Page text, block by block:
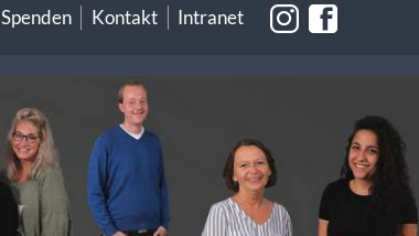
Spenden Kontakt Intranet